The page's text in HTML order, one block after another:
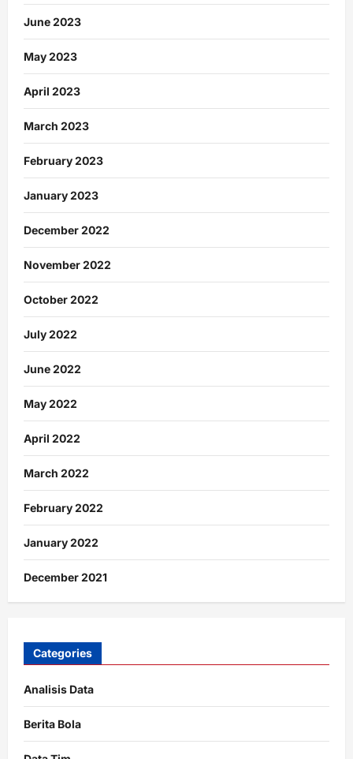
June 2023
May 2023
April 2023
March 2023
February 2023
January 2023
December 2022
November 2022
October 2022
July 2022
June 2022
May 2022
April 2022
March 2022
February 2022
January 2022
December 2021
Categories
Analisis Data
Berita Bola